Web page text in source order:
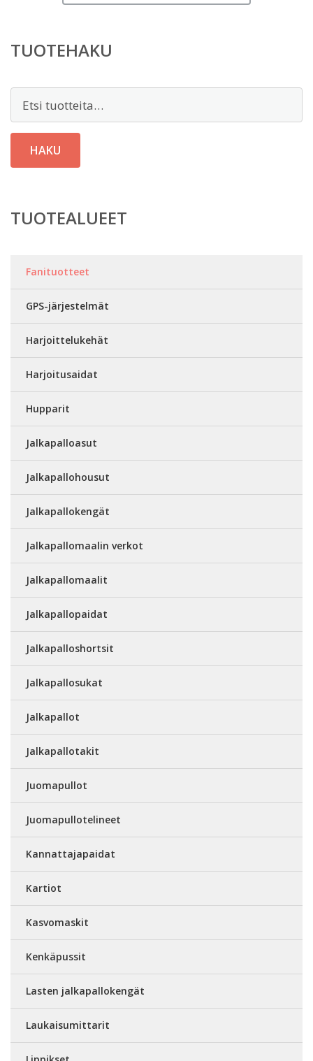
TUOTEHAKU
HAKU
TUOTEALUEET
Fanituotteet
GPS-järjestelmät
Harjoittelukehät
Harjoitusaidat
Hupparit
Jalkapalloasut
Jalkapallohousut
Jalkapallokengät
Jalkapallomaalin verkot
Jalkapallomaalit
Jalkapallopaidat
Jalkapalloshortsit
Jalkapallosukat
Jalkapallot
Jalkapallotakit
Juomapullot
Juomapullotelineet
Kannattajapaidat
Kartiot
Kasvomaskit
Kenkäpussit
Lasten jalkapallokengät
Laukaisumittarit